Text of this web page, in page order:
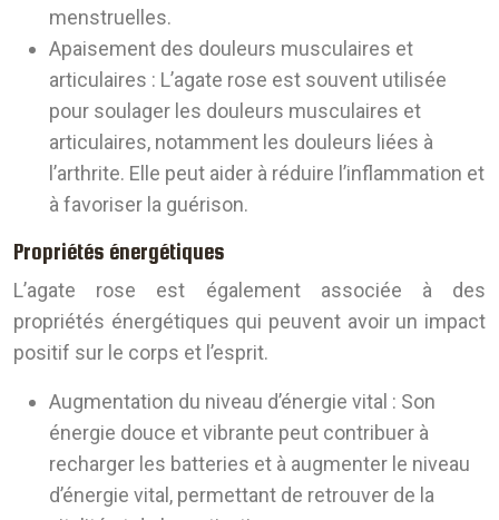
menstruelles.
Apaisement des douleurs musculaires et
articulaires : L’agate rose est souvent utilisée
pour soulager les douleurs musculaires et
articulaires, notamment les douleurs liées à
l’arthrite. Elle peut aider à réduire l’inflammation et
à favoriser la guérison.
Propriétés énergétiques
L’agate rose est également associée à des
propriétés énergétiques qui peuvent avoir un impact
positif sur le corps et l’esprit.
Augmentation du niveau d’énergie vital : Son
énergie douce et vibrante peut contribuer à
recharger les batteries et à augmenter le niveau
d’énergie vital, permettant de retrouver de la